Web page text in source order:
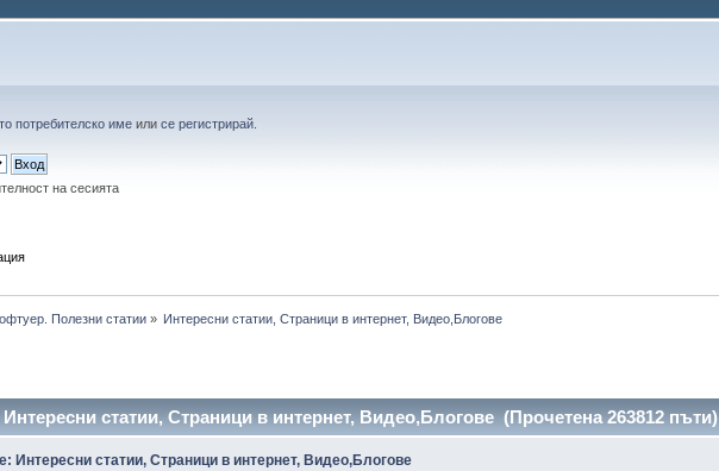
потребителско име илисе регистрирай
на сесията
Полезни статии » Интересни статии, Страници в интернет, Видео,Блогове
статии, Страници в интернет, Видео,Блогове (Прочетена 263812 пъти)
Интересни статии, Страници в интернет, Видео,Блогове